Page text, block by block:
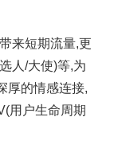
来短期流量,更
人/大使)等,为
厚的情感连接,
用户生命周期